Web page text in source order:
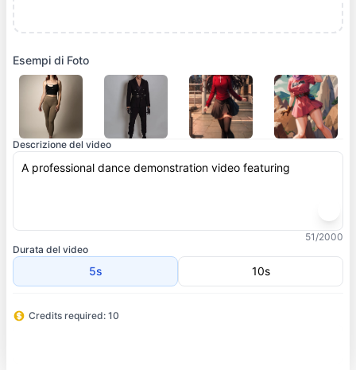
Esempi di Foto
Descrizione del video
51/2000
Durata del video
5s 10s
Credits required: 10
Generatore di Danza AI
Genera video di danza AI con l'AI